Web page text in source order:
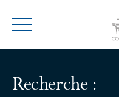
Menu
Recherche :